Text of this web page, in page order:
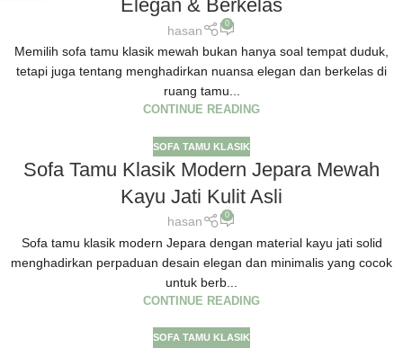
Elegan & Berkelas
hasan 0
Memilih sofa tamu klasik mewah bukan hanya soal tempat duduk,
tetapi juga tentang menghadirkan nuansa elegan dan berkelas di
ruang tamu...
CONTINUE READING
SOFA TAMU KLASIK
Sofa Tamu Klasik Modern Jepara Mewah
Kayu Jati Kulit Asli
hasan 0
Sofa tamu klasik modern Jepara dengan material kayu jati solid
menghadirkan perpaduan desain elegan dan minimalis yang cocok
untuk berb...
CONTINUE READING
SOFA TAMU KLASIK